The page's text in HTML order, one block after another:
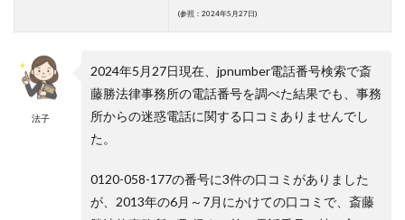
(参照：2024年5月27日)
法子
2024年5月27日現在、jpnumber電話番号検索で斎
藤勝法律事務所の電話番号を調べた結果でも、事務
所からの迷惑電話に関する口コミありませんでし
た。
0120-058-177の番号に3件の口コミがありました
が、2013年の6月～7月にかけての口コミで、斎藤